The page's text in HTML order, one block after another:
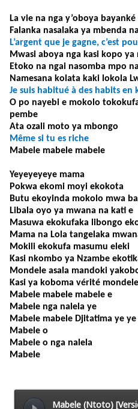
La vie na nga y’oboya bayanké
Falanka nasalaka ya mbenda
L’argent que je gagne, c’est
Mwasi aboya nga kasi kopo ya
Etoko na ngai nasomba mpo
Namesana kolata kaki lokola
Je suis habitué à des habits en
O po nayebi e mokolo
pembe
Ata ozali moto ya mbongo
Même si tu es riche
Mabele mabele mabele
Yeyeyeyeye mama
Pokwa ekomi moyi ekokota
Butu ekoyinda mokolo mwa
Libala oyo ya mwana na kati e
Masuwa ekokufaka libongo
Mama na Lola tangelaka
Mokili ekokufa masumu eleki
Kasi nkombo ya Nzambe
Mondele asala mandoki
Kasi ya koboma vérité
Mabele mabele mabele e
Mabele nga nalela ye
Mabele mabele Djitatima ye ye
Mabele o
Mabele o nga nalela
Mabele